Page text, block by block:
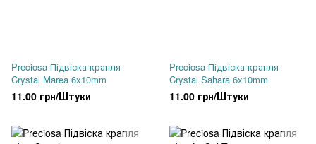
Preciosa Підвіска-крапля
Crystal Marea 6x10mm
11.00 грн/Штуки
Preciosa Підвіска-крапля
Crystal Sahara 6x10mm
11.00 грн/Штуки